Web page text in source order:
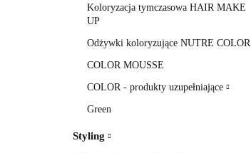
Koloryzacja tymczasowa HAIR MAKE
UP
Odżywki koloryzujące NUTRE COLOR
COLOR MOUSSE
COLOR - produkty uzupełniające
Green
Styling